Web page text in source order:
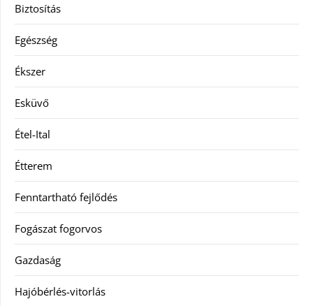
Biztosítás
Egészség
Ékszer
Esküvő
Étel-Ital
Étterem
Fenntartható fejlődés
Fogászat fogorvos
Gazdaság
Hajóbérlés-vitorlás